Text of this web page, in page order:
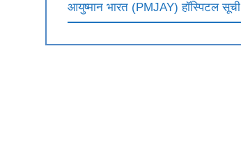
आयुष्मान भारत (PMJAY) हॉस्पिटल सूची